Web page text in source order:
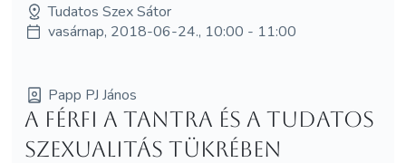
Tudatos Szex Sátor
vasárnap, 2018-06-24., 10:00 - 11:00
Papp PJ János
A férfi a tantra és a tudatos
szexualitás tükrében